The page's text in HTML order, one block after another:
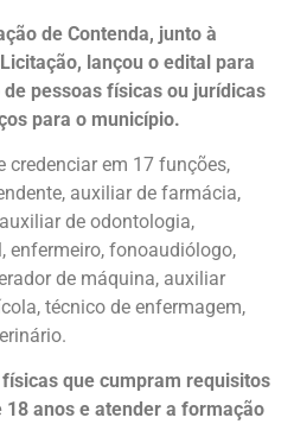
de Contenda, junto à
lançou o edital para
pessoas físicas ou jurídicas
para o município.
credenciar em 17 funções,
auxiliar de farmácia,
de odontologia,
enfermeiro, fonoaudiólogo,
de máquina, auxiliar
técnico de enfermagem,
que cumpram requisitos
anos e atender a formação